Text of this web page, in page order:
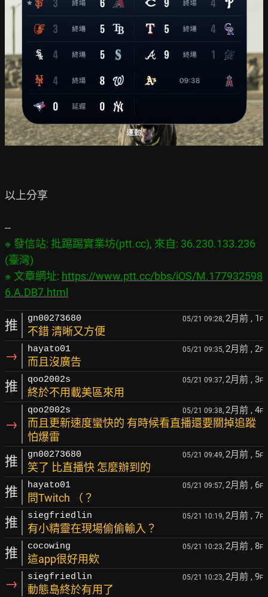
以上分享
※ 發信站: 批踢踢實業坊(ptt.cc), 來自: 36.230.133.236
(臺灣)
※ 文章網址: https://www.ptt.cc/bbs/iOS/M.177932598
6.A.DB7.html
推 gn00273680 05/21 09:28, 2月前 , 1 F
不錯 清晰又方便
→ hayato01 05/21 09:35, 2月前 , 2F
而且沒廣告
推 qoo2002s 05/21 09:37, 2月前 , 3F
終於不用載美區來用
→
qoo2002s 05/21 09:38, 2月前 , 4F
而且更新速度蠻快的 有時候看直播還要關掉追蹤
怕爆雷
推 gn00273680 05/21 09:49, 2月前 , 5F
笑了 比直播快 怎麼辦到的
推 hayato01 05/21 09:57, 2月前 , 6F
問Twitch （？
推 siegfriedlin 05/21 10:19, 2月前 , 7F
有小精靈在現場偷偷輸入？
推 cocowing 05/21 10:23, 2月前 , 8F
這app很好用欸
→ siegfriedlin 05/21 10:23, 2月前 , 9F
動態島終於有用了